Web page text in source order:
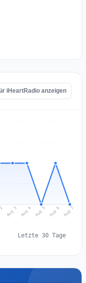
iHeartRadio anzeigen
Aug 3 Aug 4 Aug 5 Aug 6 Aug 7
Letzte 30 Tage